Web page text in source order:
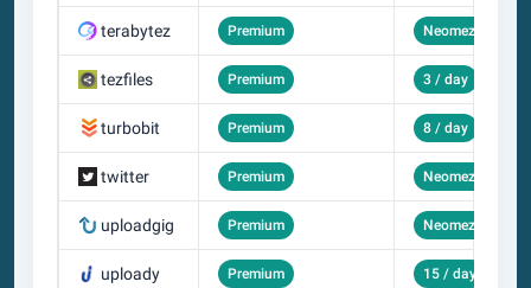
terabytez Premium Neomezený
tezfiles Premium 3 / day
turbobit Premium 8 / day
twitter Premium Neomezený
uploadgig Premium Neomezený
uploady Premium 15 / day